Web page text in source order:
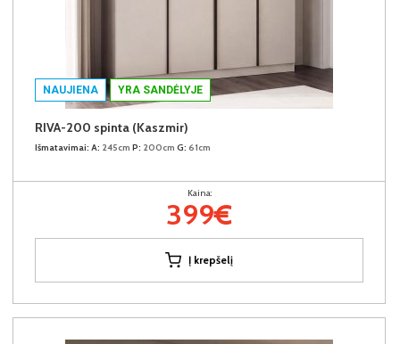
NAUJIENA YRA SANDĖLYJE
RIVA-200 spinta (Kaszmir)
Išmatavimai: A: 245cm P: 200cm G: 61cm
Kaina:
399€
Į krepšelį